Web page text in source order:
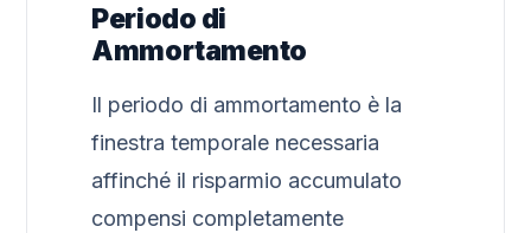
Periodo di
Ammortamento
Il periodo di ammortamento è la
finestra temporale necessaria
affinché il risparmio accumulato
compensi completamente